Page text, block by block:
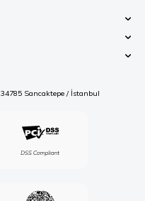
Sancaktepe / İstanbul